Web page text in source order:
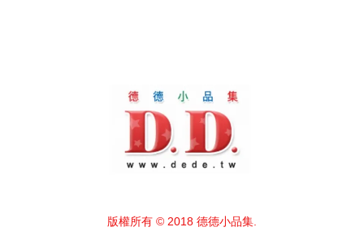
版權所有 © 2018 德德小品集.